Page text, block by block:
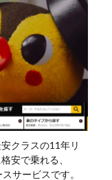
クラスの11年リ
安で乗れる、
サービスです。